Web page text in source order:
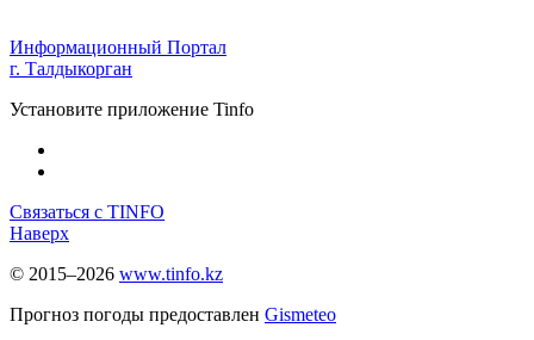
Информационный Портал
г. Талдыкорган
Установите приложение Tinfo
Связаться с TINFO
Наверх
© 2015–2026 www.tinfo.kz
Прогноз погоды предоставлен Gismeteo